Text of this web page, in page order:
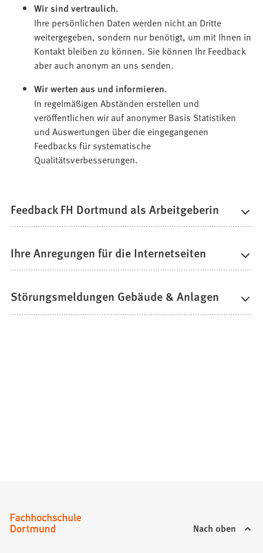
Wir sind vertraulich.
Ihre persönlichen Daten werden nicht an Dritte
weitergegeben, sondern nur benötigt, um mit Ihnen in
Kontakt bleiben zu können. Sie können Ihr Feedback
aber auch anonym an uns senden.
Wir werten aus und informieren.
In regelmäßigen Abständen erstellen und
veröffentlichen wir auf anonymer Basis Statistiken
und Auswertungen über die eingegangenen
Feedbacks für systematische
Qualitätsverbesserungen.
Feedback FH Dortmund als Arbeitgeberin
Ihre Anregungen für die Internetseiten
Störungsmeldungen Gebäude & Anlagen
Nach oben